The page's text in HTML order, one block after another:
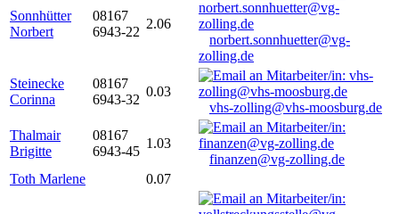
Sonnhütter
Norbert
08167
6943-22
2.06
norbert.sonnhuetter@vg-
zolling.de
Steinecke
Corinna
08167
6943-32
0.03
vhs-zolling@vhs-moosburg.de
Thalmair
Brigitte
08167
6943-45
1.03
finanzen@vg-zolling.de
Toth Marlene
0.07